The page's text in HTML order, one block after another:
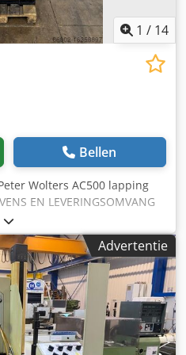
1 / 14
Bellen
Wolters AC500 lapping
EN LEVERINGSOMVANG
walsinrichting: 42 TS
mm Breedte ring: 54 mm
slijtage van de schijven
14
Hz Aandrijving bovenste
56 / 112 tpm Onderste
Wormwielmotor: 500 / 100
/ 0,7 / 0,9 kW 3-polige
Kantelarmaandrijving: 0,25
Advertentie